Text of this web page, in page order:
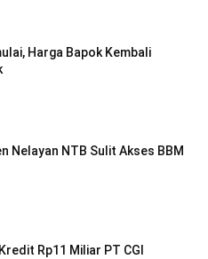
Harga Bapok Kembali
Nelayan NTB Sulit Akses BBM
Rp11 Miliar PT CGI